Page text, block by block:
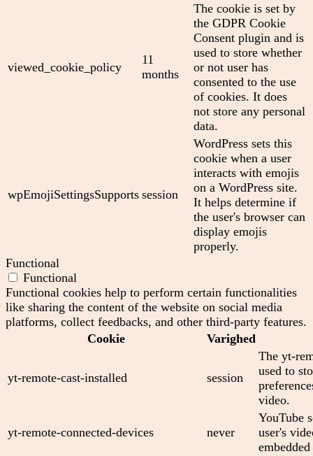
viewed_cookie_policy
11
months
The cookie is set by
the GDPR Cookie
Consent plugin and is
used to store whether
or not user has
consented to the use
of cookies. It does
not store any personal
data.
wpEmojiSettingsSupports session
WordPress sets this
cookie when a user
interacts with emojis
on a WordPress site.
It helps determine if
the user's browser can
display emojis
properly.
Functional
Functional
Functional cookies help to perform certain functionalities
like sharing the content of the website on social media
platforms, collect feedbacks, and other third-party features.
Cookie
Varighed
yt-remote-cast-installed session
The yt-
used to
video.
yt-remote-connected-devices never
YouTube
user's